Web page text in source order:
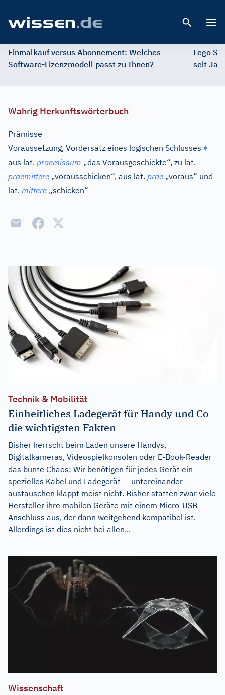
Einmalkauf versus Abonnement: Welches
Software-Lizenzmodell passt zu Ihnen?
Lego
seit
Wahrig Herkunftswörterbuch
Prämisse
Voraussetzung, Vordersatz eines logischen Schlusses ♦
aus lat. praemissum „das Vorausgeschickte“, zu lat.
praemittere „vorausschicken“, aus lat. prae „voraus“ und
lat. mittere „schicken“
Technik & Mobilität
Einheitliches Ladegerät für Handy und Co –
die wichtigsten Fakten
Bisher herrscht beim Laden unsere Handys,
Digitalkameras, Videospielkonsolen oder E-Book-Reader
das bunte Chaos: Wir benötigen für jedes Gerät ein
spezielles Kabel und Ladegerät – untereinander
austauschen klappt meist nicht. Bisher statten zwar viele
Hersteller ihre mobilen Geräte mit einem Micro-USB-
Anschluss aus, der dann weitgehend kompatibel ist.
Allerdings ist dies nicht bei allen...
Wissenschaft